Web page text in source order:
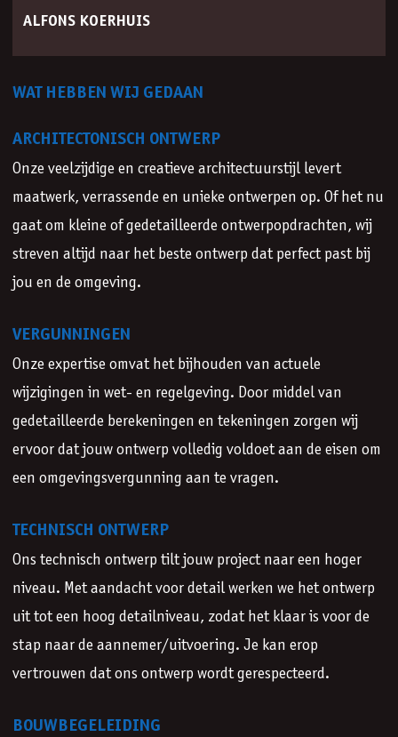
ALFONS KOERHUIS
bouwkundig tekenwerk is en blijft het
mooiste van het vak‘
WAT HEBBEN WIJ GEDAAN
ARCHITECTONISCH ONTWERP
Onze veelzijdige en creatieve architectuurstijl levert
maatwerk, verrassende en unieke ontwerpen op. Of het nu
gaat om kleine of gedetailleerde ontwerpopdrachten, wij
streven altijd naar het beste ontwerp dat perfect past bij
jou en de omgeving.
VERGUNNINGEN
Onze expertise omvat het bijhouden van actuele
wijzigingen in wet- en regelgeving. Door middel van
gedetailleerde berekeningen en tekeningen zorgen wij
ervoor dat jouw ontwerp volledig voldoet aan de eisen om
een omgevingsvergunning aan te vragen.
TECHNISCH ONTWERP
Ons technisch ontwerp tilt jouw project naar een hoger
niveau. Met aandacht voor detail werken we het ontwerp
uit tot een hoog detailniveau, zodat het klaar is voor de
stap naar de aannemer/uitvoering. Je kan erop
vertrouwen dat ons ontwerp wordt gerespecteerd.
BOUWBEGELEIDING